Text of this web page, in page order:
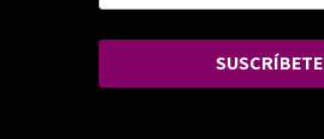
SUSCRÍBETE